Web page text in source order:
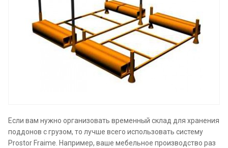
Если вам нужно организовать временный склад для хранения
поддонов с грузом, то лучше всего использовать систему
Prostor Fraime. Например, ваше мебельное производство раз